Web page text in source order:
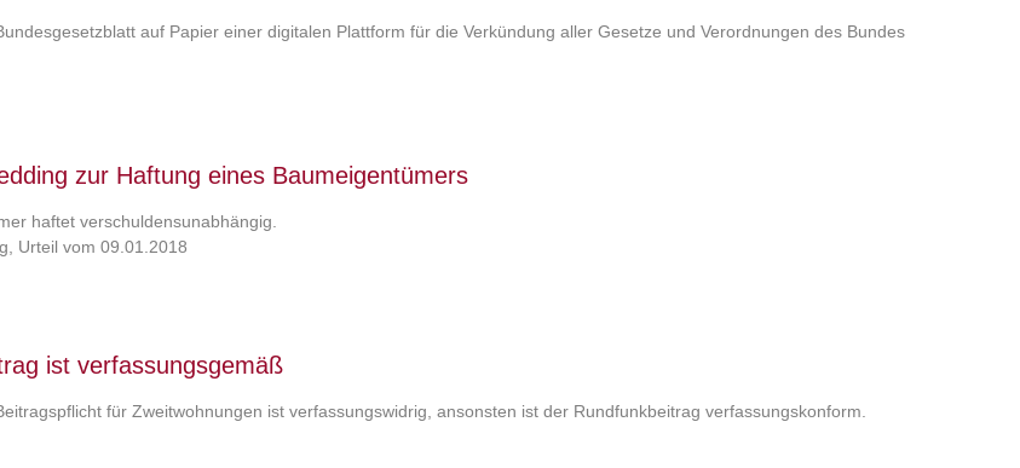
auf Papier einer digitalen Plattform für die Verkündung aller Gesetze und Verordnungen des Bundes
zur Haftung eines Baumeigentümers
haftet verschuldensunabhängig.
Urteil vom 09.01.2018
ist verfassungsgemäß
für Zweitwohnungen ist verfassungswidrig, ansonsten ist der Rundfunkbeitrag verfassungskonform.